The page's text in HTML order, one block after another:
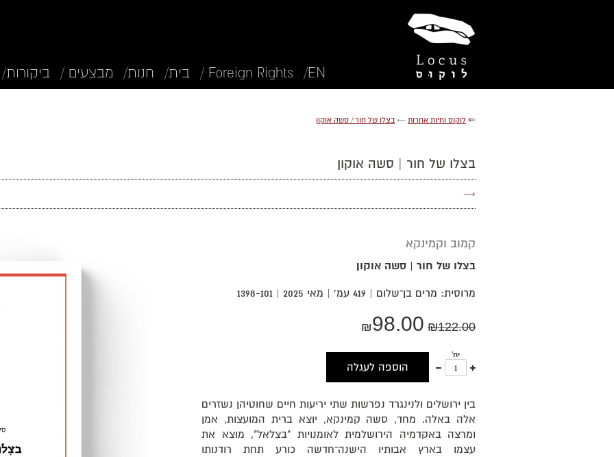
EN/
Foreign Rights / בית/ חנות/ מבצעים / ביקורות/
⇐ לוקוס וחיות אחרות ← בצלו של חור / סשה אוקון
בצלו של חור | סשה אוקון
→
קמוב וקמינקא
בצלו של חור | סשה אוקון
מרוסית: מרים בן־שלום | 419 עמ' | מאי 2025 | 1398-101
₪122.00
₪98.00
יח'
עוד
אחד
הוספה לעגלה
בין ירושלים ולנינגרד נפרשות שתי יריעות חיים שחוטיהן נשזרים
אלה באלה. מחד, סשה קמינקא, יוצא ברית המועצות, אמן
ומרצה באקדמיה הירושלמית לאומנויות "בצלאל", מוצא את
עצמו בארץ אבותיו הישנה־חדשה כורע תחת רודנותו